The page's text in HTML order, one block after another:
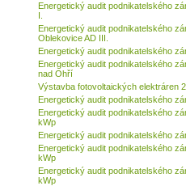
Energetický audit podnikatelského
I.
Energetický audit podnikatelského
Oblekovice AD III.
Energetický audit podnikatelského
Energetický audit podnikatelského
nad Ohří
Výstavba fotovoltaických elektráren
Energetický audit podnikatelského
Energetický audit podnikatelského
kWp
Energetický audit podnikatelského
Energetický audit podnikatelského
kWp
Energetický audit podnikatelského
kWp